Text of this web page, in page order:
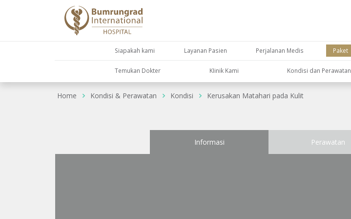
Siapakah kami Layanan Pasien Perjalanan Medis Paket
Temukan Dokter KIinik Kami Kondisi dan Perawatan
Home Kondisi & Perawatan Kondisi Kerusakan Matahari pada Kulit
Informasi Perawatan